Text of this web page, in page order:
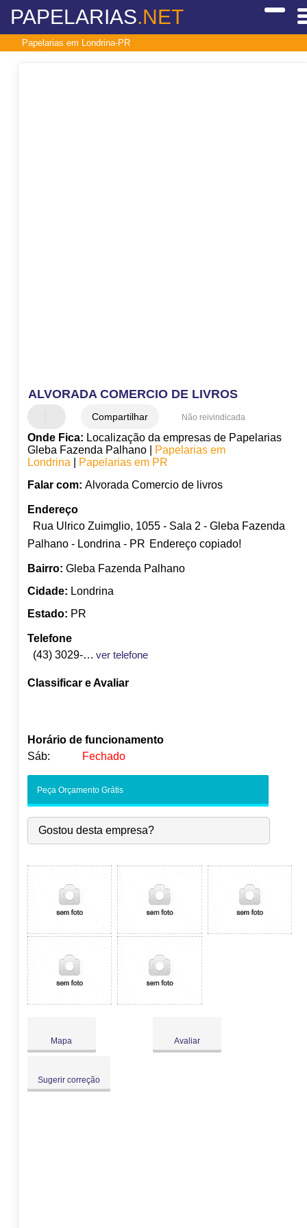
PAPELARIAS.NET
Papelarias em Londrina-PR
ALVORADA COMERCIO DE LIVROS
Compartilhar Não reivindicada
Onde Fica: Localização da empresas de Papelarias
Gleba Fazenda Palhano |
Papelarias em
Londrina|
Papelarias em PR
Falar com: Alvorada Comercio de livros
Endereço
Rua Ulrico Zuimglio, 1055 - Sala 2 - Gleba Fazenda
Palhano - Londrina - PR Endereço copiado!
Bairro: Gleba Fazenda Palhano
Cidade: Londrina
Estado: PR
Telefone
(43) 3029-4030
ver telefone
Classificar e Avaliar
Horário de funcionamento
Sáb:
Fechado
-
Qua:
09:00-18:00
Qui:
09:00-18:00
Sáb:
Fechado
Dom:
Fechado
Peça Orçamento Grátis
Gostou desta empresa?
Mapa Avaliar
Sugerir correção